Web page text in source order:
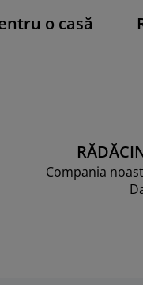
o casă
Compania